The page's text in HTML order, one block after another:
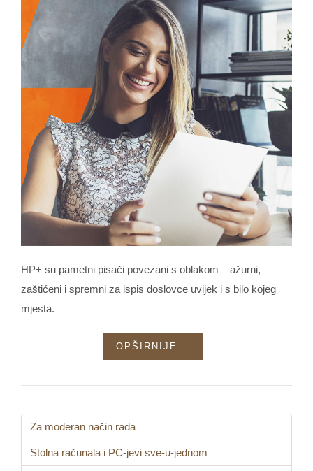
HP+ su pametni pisači povezani s oblakom – ažurni,
zaštićeni i spremni za ispis doslovce uvijek i s bilo kojeg
mjesta.
OPŠIRNIJE...
Za moderan način rada
Stolna računala i PC-jevi sve-u-jednom